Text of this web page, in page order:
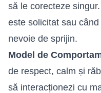
să le corecteze
este solicitat sau
nevoie de sprijin.
Model de
de respect, calm și
să interacționezi cu